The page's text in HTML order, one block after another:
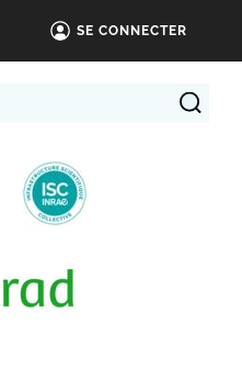
SE CONNECTER